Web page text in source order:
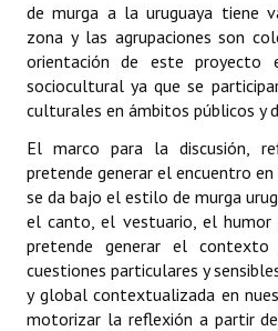
Comunicaciones
Declaraciones
Resoluciones
Resoluciones de Presidencia
INSTITUCIONAL
Antiguos Pobladores
Noticias Destacadas
de murga a la uruguaya tiene
zona y las agrupaciones son
orientación de este proyecto
sociocultural ya que se
culturales en ámbitos públicos y
El marco para la discusión,
pretende generar el encuentro
se da bajo el estilo de murga
el canto, el vestuario, el humor
pretende generar el
cuestiones particulares y
y global contextualizada en
motorizar la reflexión a partir